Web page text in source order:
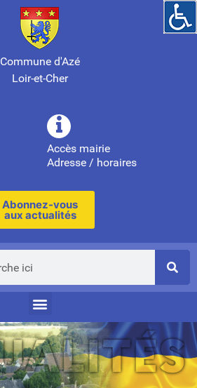
Commune d'Azé
Loir-et-Cher
Accès mairie
Adresse / horaires
Abonnez-vous
aux actualités